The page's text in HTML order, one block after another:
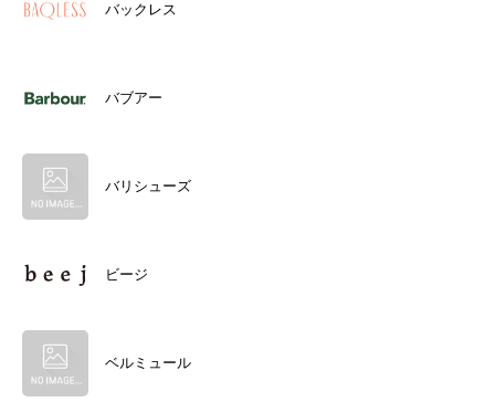
バックレス
バブアー
バリシューズ
ビージ
ベルミュール